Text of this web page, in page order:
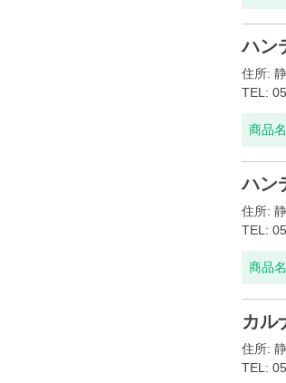
ハン
住所:
TEL:
商品
ハン
住所:
TEL:
商品
カル
住所:
TEL: